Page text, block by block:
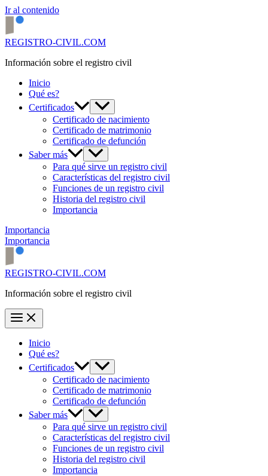
Ir al contenido
REGISTRO-CIVIL.COM
Información sobre el registro civil
Inicio
Qué es?
Certificados
Certificado de nacimiento
Certificado de matrimonio
Certificado de defunción
Saber más
Para qué sirve un registro civil
Características del registro civil
Funciones de un registro civil
Historia del registro civil
Importancia
Importancia
Importancia
REGISTRO-CIVIL.COM
Información sobre el registro civil
Inicio
Qué es?
Certificados
Certificado de nacimiento
Certificado de matrimonio
Certificado de defunción
Saber más
Para qué sirve un registro civil
Características del registro civil
Funciones de un registro civil
Historia del registro civil
Importancia